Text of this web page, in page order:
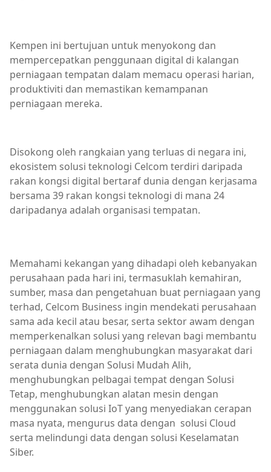
Kempen ini bertujuan untuk menyokong dan
mempercepatkan penggunaan digital di kalangan
perniagaan tempatan dalam memacu operasi harian,
produktiviti dan memastikan kemampanan
perniagaan mereka.
Disokong oleh rangkaian yang terluas di negara ini,
ekosistem solusi teknologi Celcom terdiri daripada
rakan kongsi digital bertaraf dunia dengan kerjasama
bersama 39 rakan kongsi teknologi di mana 24
daripadanya adalah organisasi tempatan.
Memahami kekangan yang dihadapi oleh kebanyakan
perusahaan pada hari ini, termasuklah kemahiran,
sumber, masa dan pengetahuan buat perniagaan yang
terhad, Celcom Business ingin mendekati perusahaan
sama ada kecil atau besar, serta sektor awam dengan
memperkenalkan solusi yang relevan bagi membantu
perniagaan dalam menghubungkan masyarakat dari
serata dunia dengan Solusi Mudah Alih,
menghubungkan pelbagai tempat dengan Solusi
Tetap, menghubungkan alatan mesin dengan
menggunakan solusi IoT yang menyediakan cerapan
masa nyata, mengurus data dengan solusi Cloud
serta melindungi data dengan solusi Keselamatan
Siber.